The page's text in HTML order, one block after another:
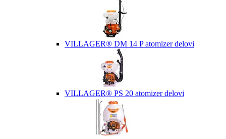
VILLAGER® DM 14 P atomizer delovi
VILLAGER® PS 20 atomizer delovi